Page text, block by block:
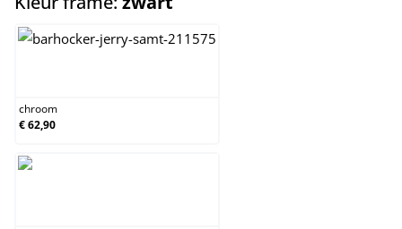
chroom
€ 62,90